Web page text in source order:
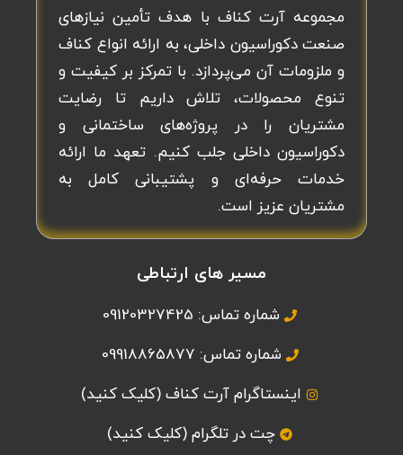
مجموعه آرت کناف با هدف تأمین نیازهای
صنعت دکوراسیون داخلی، به ارائه انواع کناف
و ملزومات آن می‌پردازد. با تمرکز بر کیفیت و
تنوع محصولات، تلاش داریم تا رضایت
مشتریان را در پروژه‌های ساختمانی و
دکوراسیون داخلی جلب کنیم. تعهد ما ارائه
خدمات حرفه‌ای و پشتیبانی کامل به
مشتریان عزیز است.
مسیر های ارتباطی
شماره تماس: 09120327425
شماره تماس: 09918865877
اینستاگرام آرت کناف (کلیک کنید)
چت در تلگرام (کلیک کنید)